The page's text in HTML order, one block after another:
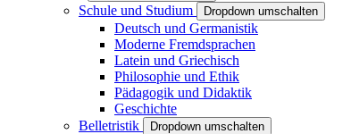
Schule und Studium Dropdown umschalten
Deutsch und Germanistik
Moderne Fremdsprachen
Latein und Griechisch
Philosophie und Ethik
Pädagogik und Didaktik
Geschichte
Belletristik
Dropdown umschalten